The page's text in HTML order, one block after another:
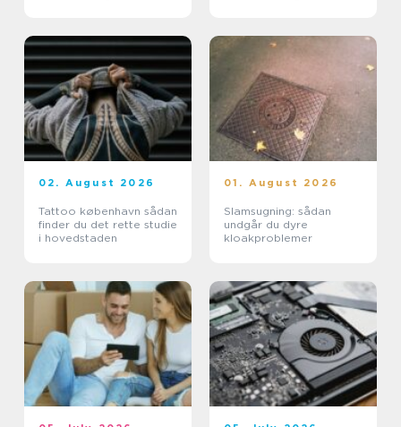
02. August 2026
Tattoo københavn sådan
finder du det rette studie
i hovedstaden
01. August 2026
Slamsugning: sådan
undgår du dyre
kloakproblemer